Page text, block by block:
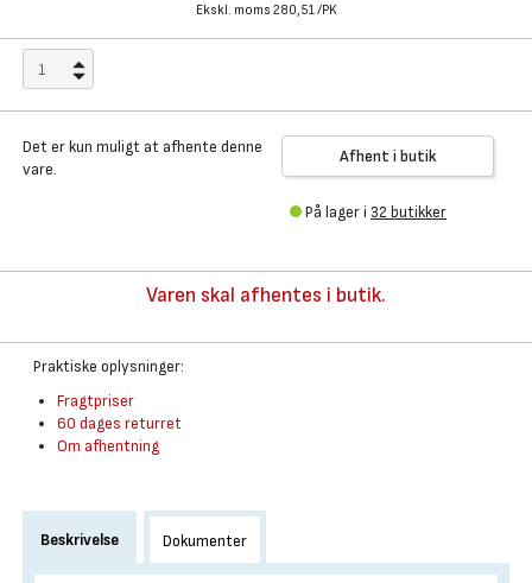
Ekskl. moms 280,51/PK
Det er kun muligt at afhente denne
vare.
Afhent i butik
På lager i 32 butikker
Varen skal afhentes i butik.
Praktiske oplysninger:
Fragtpriser
60 dages returret
Om afhentning
Beskrivelse Dokumenter